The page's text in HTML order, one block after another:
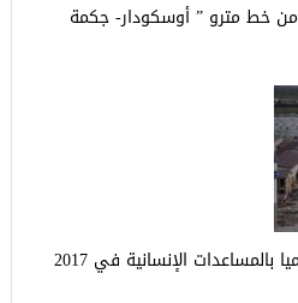
من خط مترو ” أوسكودار- جكمة
بالمساعدات الإنسانية في 2017